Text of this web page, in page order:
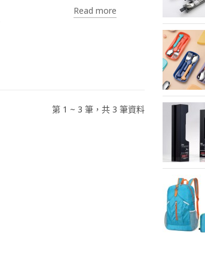
Read more
第 1 ~ 3 筆，共 3 筆資料